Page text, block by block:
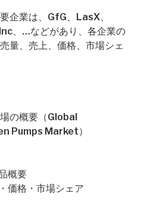
企業は、GfG、LasX、
、…などがあり、各企業の
量、売上、価格、市場シェ
の概要（Global
Pumps Market）
概要
価格・市場シェア